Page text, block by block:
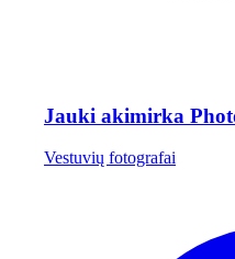
Jauki akimirka
Vestuvių fotografai